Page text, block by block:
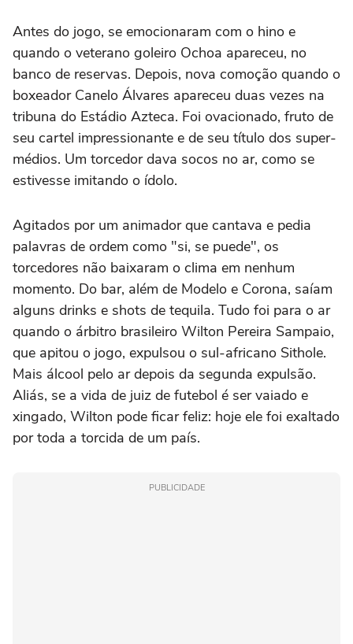
Antes do jogo, se emocionaram com o hino e
quando o veterano goleiro Ochoa apareceu, no
banco de reservas. Depois, nova comoção quando o
boxeador Canelo Álvares apareceu duas vezes na
tribuna do Estádio Azteca. Foi ovacionado, fruto de
seu cartel impressionante e de seu título dos super-
médios. Um torcedor dava socos no ar, como se
estivesse imitando o ídolo.
Agitados por um animador que cantava e pedia
palavras de ordem como "si, se puede", os
torcedores não baixaram o clima em nenhum
momento. Do bar, além de Modelo e Corona, saíam
alguns drinks e shots de tequila. Tudo foi para o ar
quando o árbitro brasileiro Wilton Pereira Sampaio,
que apitou o jogo, expulsou o sul-africano Sithole.
Mais álcool pelo ar depois da segunda expulsão.
Aliás, se a vida de juiz de futebol é ser vaiado e
xingado, Wilton pode ficar feliz: hoje ele foi exaltado
por toda a torcida de um país.
PUBLICIDADE